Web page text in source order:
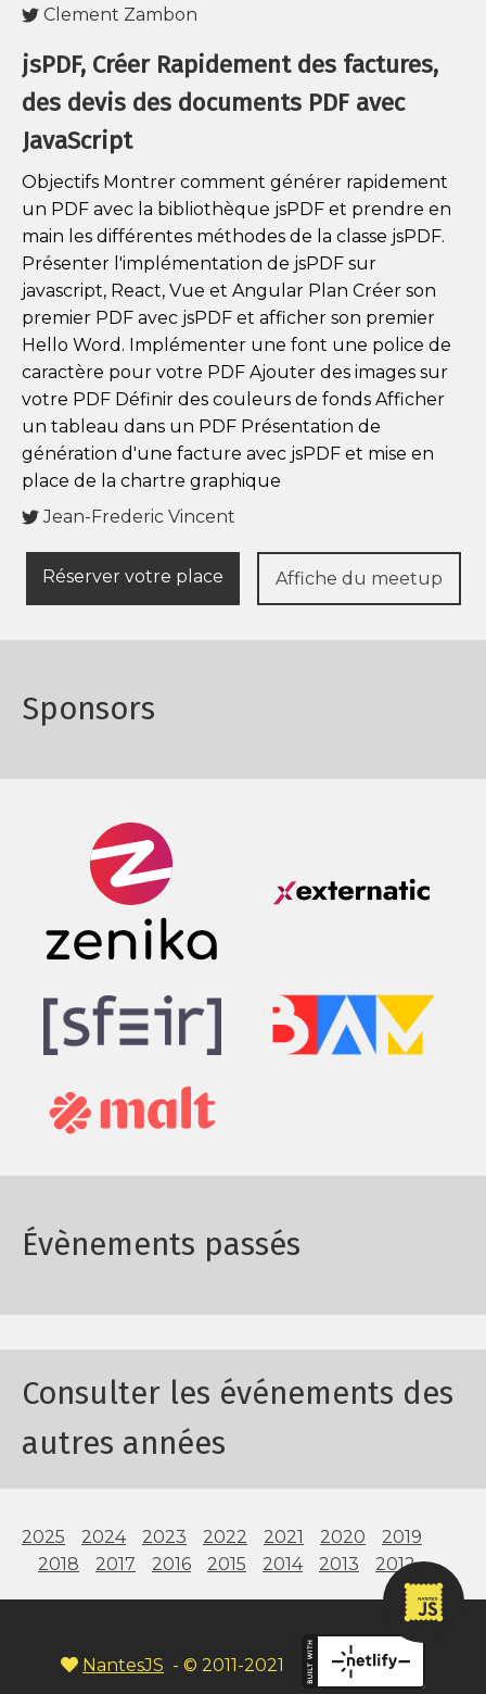
Clement Zambon
jsPDF, Créer Rapidement des factures,
des devis des documents PDF avec
JavaScript
Objectifs Montrer comment générer rapidement
un PDF avec la bibliothèque jsPDF et prendre en
main les différentes méthodes de la classe jsPDF.
Présenter l'implémentation de jsPDF sur
javascript, React, Vue et Angular Plan Créer son
premier PDF avec jsPDF et afficher son premier
Hello Word. Implémenter une font une police de
caractère pour votre PDF Ajouter des images sur
votre PDF Définir des couleurs de fonds Afficher
un tableau dans un PDF Présentation de
génération d'une facture avec jsPDF et mise en
place de la chartre graphique
Jean-Frederic Vincent
Réserver votre place Affiche du meetup
Sponsors
Évènements passés
Consulter les événements des
autres années
2025 2024 2023 2022 2021 2020
2019
2018
2017 2016 2015 2014 2013 2012
NantesJS - © 2011-2021